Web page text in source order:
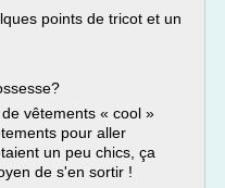
points de tricot et un
vêtements « cool »
pour aller
un peu chics, ça
de s'en sortir !